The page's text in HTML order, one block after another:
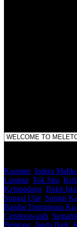
Kuantan Indera
Lumpur, Tok Sira
Kempadang Bukit
Sungai Ular, Sungai
Bandar Damansara
Cenderawasih
Bentong Janda Baik